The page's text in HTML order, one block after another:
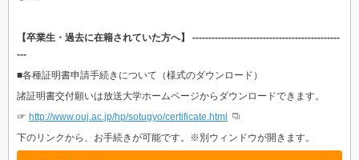
【卒業生・過去に在籍されていた方へ】 ----------------------------------------------
---
■各種証明書申請手続きについて（様式のダウンロード）
諸証明書交付願いは放送大学ホームページからダウンロードできます。
☞ http://www.ouj.ac.jp/hp/sotugyo/certificate.html
下のリンクから、お手続きが可能です。※別ウィンドウが開きます。